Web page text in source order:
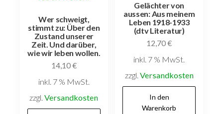
Wer schweigt,
stimmt zu: Über den
Zustand unserer
Zeit. Und darüber,
wie wir leben wollen.
14,10€
inkl. 7 % MwSt.
zzgl.Versandkosten
Gelächter von
aussen: Aus meinem
Leben 1918-1933
(dtv Literatur)
12,70€
inkl. 7 % MwSt.
zzgl. Versandkosten
In den
Warenkorb